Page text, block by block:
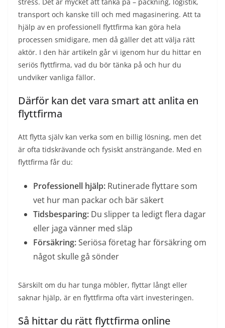
transport och kanske till och med magasinering. Att ta
hjälp av en professionell flyttfirma kan göra hela
processen smidigare, men då gäller det att välja rätt
aktör. I den här artikeln går vi igenom hur du hittar en
seriös flyttfirma, vad du bör tänka på och hur du
undviker vanliga fällor.
Därför kan det vara smart att anlita en
flyttfirma
Att flytta själv kan verka som en billig lösning, men det
är ofta tidskrävande och fysiskt ansträngande. Med en
flyttfirma får du:
Professionell hjälp: Rutinerade flyttare som
vet hur man packar och bär säkert
Tidsbesparing: Du slipper ta ledigt flera dagar
eller jaga vänner med släp
Försäkring:Seriösa företag har försäkring om
något skulle gå sönder
Särskilt om du har tunga möbler, flyttar långt eller
saknar hjälp, är en flyttfirma ofta värt investeringen.
Så hittar du rätt flyttfirma online